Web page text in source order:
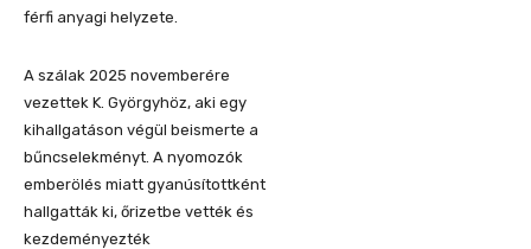
férfi anyagi helyzete.
A szálak 2025 novemberére
vezettek K. Györgyhöz, aki egy
kihallgatáson végül beismerte a
bűncselekményt. A nyomozók
emberölés miatt gyanúsítottként
hallgatták ki, őrizetbe vették és
kezdeményezték